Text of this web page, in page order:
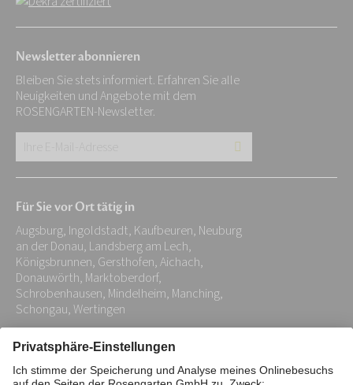
Newsletter abonnieren
Bleiben Sie stets informiert. Erfahren Sie alle
Neuigkeiten und Angebote mit dem
ROSENGARTEN-Newsletter.
E-
Adresse:
*
Für Sie vor Ort tätig in
Augsburg, Ingoldstadt, Kaufbeuren, Neuburg
an der Donau, Landsberg am Lech,
Königsbrunnen, Gersthofen, Aichach,
Donauwörth, Marktoberdorf,
Schrobenhausen, Mindelheim, Manching,
Schongau, Wertingen
Impressum Datenschutz Stiftung